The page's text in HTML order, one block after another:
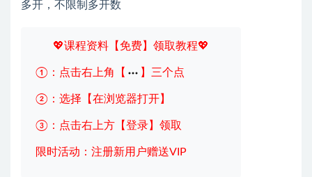
💖课程资料【免费】领取教程💖
①：点击右上角【 】三个点
②：选择【在浏览器打开】
③：点击右上方【登录】领取
限时活动：注册新用户赠送VIP